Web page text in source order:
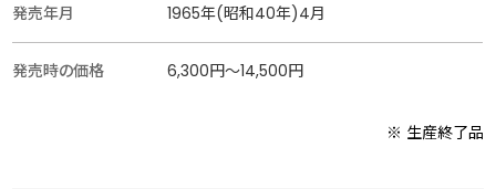
発売年月 1965年(昭和40年)4月
発売時の価格 6,300円〜14,500円
※ 生産終了品